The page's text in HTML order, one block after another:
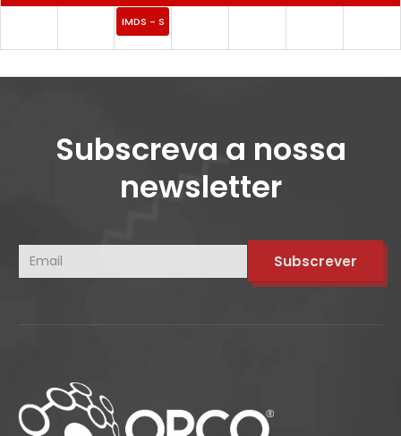
IMDS - Sistema Internacional de Dados de Materiais
Subscreva a nossa
newsletter